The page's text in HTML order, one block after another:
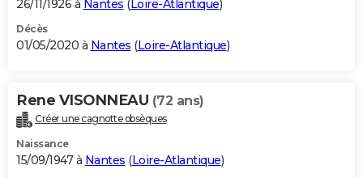
26/11/1926 à Nantes ( Loire-Atlantique)
Décès
01/05/2020 à Nantes (Loire-Atlantique)
Rene VISONNEAU (72 ans)
Créer une cagnotte obsèques
Naissance
15/09/1947 à Nantes (Loire-Atlantique)